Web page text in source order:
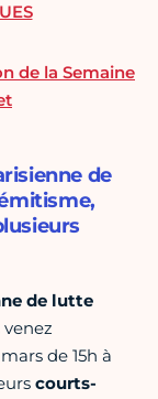
de la Semaine
de
de lutte
venez
de 15h à
courts-